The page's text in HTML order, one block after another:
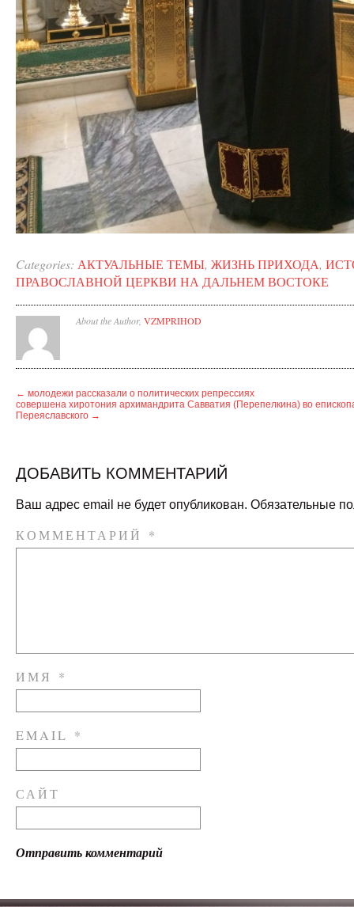
Categories: АКТУАЛЬНЫЕ ТЕМЫ, ЖИЗНЬ ПРИХОДА,
ПРАВОСЛАВНОЙ ЦЕРКВИ НА ДАЛЬНЕМ ВОСТОКЕ
About the Author, VZMPRIHOD
← молодежи рассказали о политических репрессиях
совершена хиротония архимандрита Савватия (Перепелкина) во
Переяславского →
ДОБАВИТЬ КОММЕНТАРИЙ
Ваш адрес email не будет опубликован. Обязательные
КОММЕНТАРИЙ *
ИМЯ *
EMAIL *
САЙТ